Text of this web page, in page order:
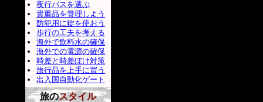
夜行バスを選ぶ
貴重品を管理しよう
防犯用に錠を使おう
歩行の工夫を考える
海外で飲料水の確保
海外での電源の確保
時差と時差ぼけ対策
旅行品を上手に買う
出入国自動化ゲート
旅のスタイル